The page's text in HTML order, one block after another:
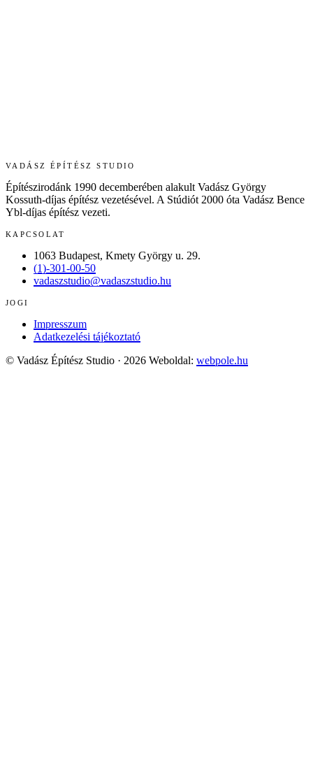
VADÁSZ ÉPÍTÉSZ STUDIO
Építészirodánk 1990 decemberében alakult Vadász György
Kossuth-díjas építész vezetésével. A Stúdiót 2000 óta Vadász Bence
Ybl-díjas építész vezeti.
KAPCSOLAT
1063 Budapest, Kmety György u. 29.
(1)-301-00-50
vadaszstudio@vadaszstudio.hu
JOGI
Impresszum
Adatkezelési tájékoztató
© Vadász Építész Studio · 2026 Weboldal: webpole.hu